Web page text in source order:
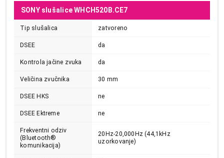
SONY slušalice WHCH520B.CE7
Tip slušalica zatvoreno
DSEE da
Kontrola jačine zvuka da
Veličina zvučnika 30 mm
DSEE HKS ne
DSEE Ektreme ne
Frekventni odziv
(Bluetooth®
komunikacija)
20Hz-20,000Hz (44,1kHz
uzorkovanje)